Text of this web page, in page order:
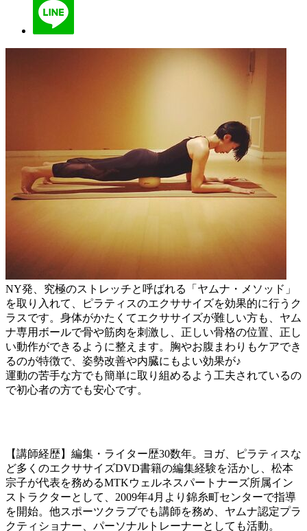
NY発、究極のストレッチと呼ばれる「ヤムナ・メソッド」
を取り入れて、ピラティスのエクササイズを効果的に行うク
ラスです。身体がかたくてエクササイズが難しい方も、ヤム
ナ専用ボールで骨や筋肉を刺激し、正しい骨格の位置、正し
い動作ができるように整えます。胸やお腹まわりもケアでき
るのが特徴で、姿勢改善や内臓にもよい効果が♪
運動の苦手な方でも簡単に取り組めるよう工夫されているの
で初心者の方でも安心です。
【講師経歴】編集・ライター歴30数年。ヨガ、ピラティスな
ど多くのエクササイズDVD書籍の編集経験を活かし、松本
宗子が代表を務めるMTKウェルネスパートナーズ所属イン
ストラクターとして、2009年4月より錦糸町センターで指導
を開始。他スポーツクラブでも講師を務め、ヤムナ認定プラ
クティショナー、パーソナルトレーナーとしても活動。